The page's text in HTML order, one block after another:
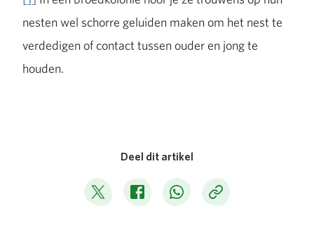
nesten wel schorre geluiden maken om het nest te
verdedigen of contact tussen ouder en jong te
houden.
Deel dit artikel
Deel op TwitterDeel op Facebook
Deel op WhatsApp
Kopieer link